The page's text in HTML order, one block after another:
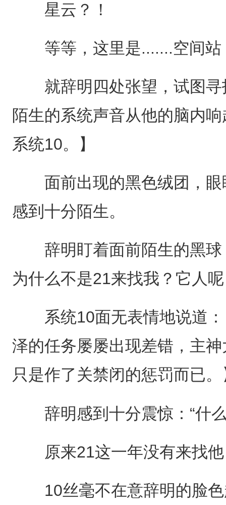
星云？！
等等，这里是.......空间站
就辞明四处张望，试图寻
陌生的系统声音从他的脑内
系统10。】
面前出现的黑色绒团，眼
感到十分陌生。
辞明盯着面前陌生的黑球
为什么不是21来找我？它人呢
系统10面无表情地说道：
泽的任务屡屡出现差错，主
只是作了关禁闭的惩罚而已。
辞明感到十分震惊：“什么
原来21这一年没有来找他
10丝毫不在意辞明的脸色